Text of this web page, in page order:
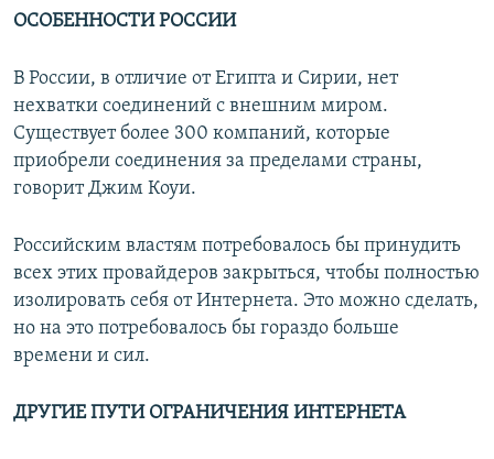
ОСОБЕННОСТИ РОССИИ
В России, в отличие от Египта и Сирии, нет
нехватки соединений с внешним миром.
Существует более 300 компаний, которые
приобрели соединения за пределами страны,
говорит Джим Коуи.
Российским властям потребовалось бы принудить
всех этих провайдеров закрыться, чтобы полностью
изолировать себя от Интернета. Это можно сделать,
но на это потребовалось бы гораздо больше
времени и сил.
ДРУГИЕ ПУТИ ОГРАНИЧЕНИЯ ИНТЕРНЕТА